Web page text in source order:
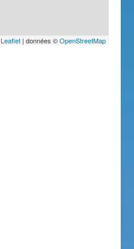
Leaflet| données ©OpenStreetMap